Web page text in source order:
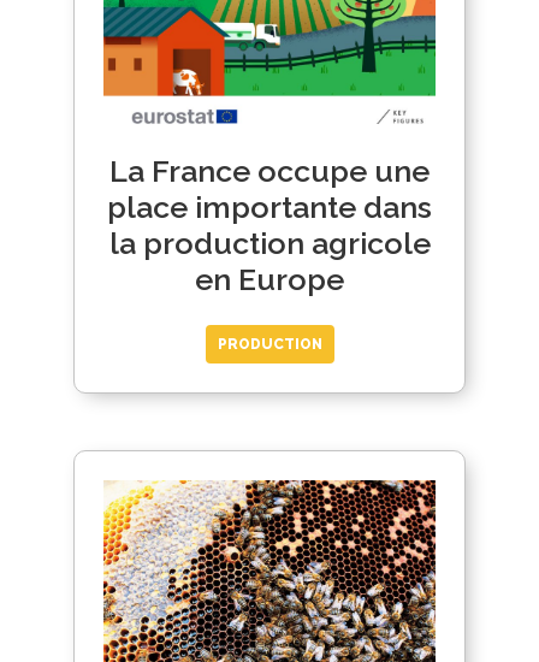
La France occupe une
place importante dans
la production agricole
en Europe
PRODUCTION